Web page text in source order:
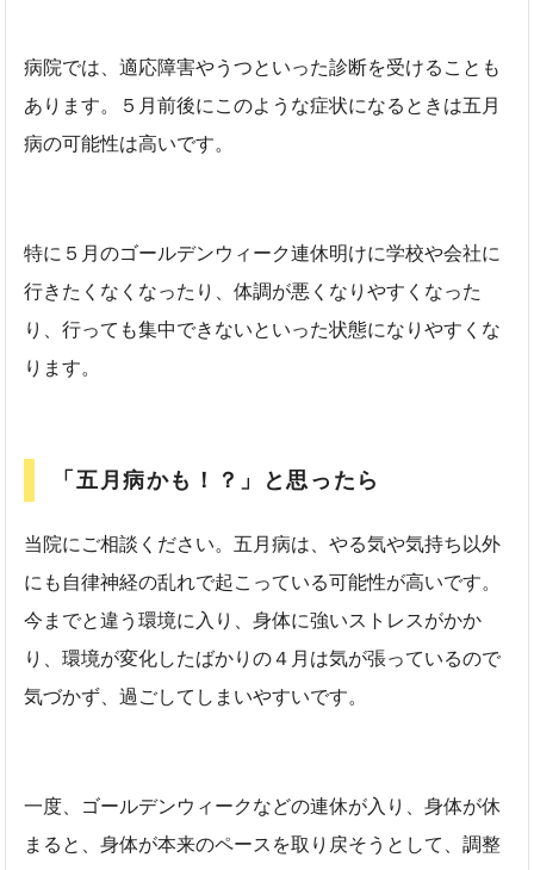
病院では、適応障害やうつといった診断を受けることも
あります。５月前後にこのような症状になるときは五月
病の可能性は高いです。
特に５月のゴールデンウィーク連休明けに学校や会社に
行きたくなくなったり、体調が悪くなりやすくなった
り、行っても集中できないといった状態になりやすくな
ります。
「五月病かも！？」と思ったら
当院にご相談ください。五月病は、やる気や気持ち以外
にも自律神経の乱れで起こっている可能性が高いです。
今までと違う環境に入り、身体に強いストレスがかか
り、環境が変化したばかりの４月は気が張っているので
気づかず、過ごしてしまいやすいです。
一度、ゴールデンウィークなどの連休が入り、身体が休
まると、身体が本来のペースを取り戻そうとして、調整